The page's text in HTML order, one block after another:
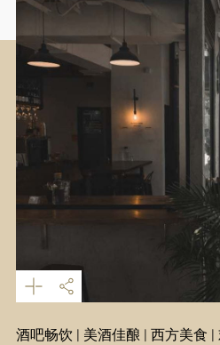
酒吧畅饮 | 美酒佳酿 | 西方美食 |